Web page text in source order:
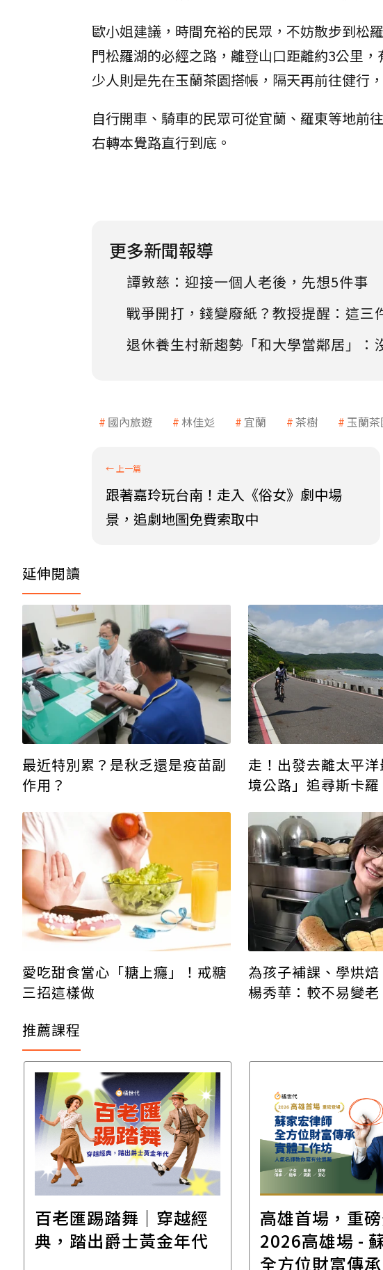
歐小姐建議，時間充裕的民眾，不妨散步到松
門松羅湖的必經之路，離登山口距離約3公里
少人則是先在玉蘭茶園搭帳，隔天再前往健行
自行開車、騎車的民眾可從宜蘭、羅東等地前
右轉本覺路直行到底。
更多新聞報導
譚敦慈：迎接一個人老後，先想5件事
戰爭開打，錢變廢紙？教授提醒：這三
退休養生村新趨勢「和大學當鄰居」：
國內旅遊 林佳彣 宜蘭 茶樹 玉蘭茶
跟著嘉玲玩台南！走入《俗女》劇中場
景，追劇地圖免費索取中
延伸閱讀
最近特別累？是秋乏還是疫苗副
作用？
走！出發去離太平
境公路」追尋斯卡羅
愛吃甜食當心「糖上癮」！戒糖
三招這樣做
為孩子補課、學烘
楊秀華：較不易變老
推薦課程
百老匯踢踏舞｜穿越經
典，踏出爵士黃金年代
高雄首場，重磅
2026高雄場 - 蘇家宏的
全方位財富傳